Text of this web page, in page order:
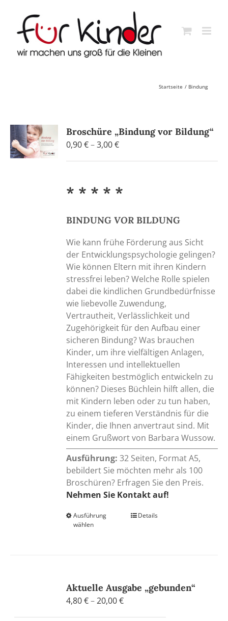
content
Startseite Bindung
Broschüre „Bindung vor Bildung“
0,90€–3,00€Preisspanne:
* * * * *
BINDUNGVOR BILDUNG
Wie kann frühe Förderung aus Sicht
der Entwicklungspsychologie gelingen?
Wie können Eltern mit ihren Kindern
stressfrei leben? Welche Rolle spielen
dabei die kindlichen Grundbedürfnisse
wie liebevolle Zuwendung,
Vertrautheit, Verlässlichkeit und
Zugehörigkeit für den Aufbau einer
sicheren Bindung? Was brauchen
Kinder, um ihre vielfältigen Anlagen,
Interessen und intellektuellen
Fähigkeiten bestmöglich entwickeln zu
können? Dieses Büchlein hilft allen, die
mit Kindern leben oder zu tun haben,
zu einem tieferen Verständnis für die
Kinder, die Ihnen anvertraut sind. Mit
einem Grußwort von Barbara Wussow.
Ausführung: 32 Seiten, Format A5,
bebildert Sie möchten mehr als 100
Broschüren? Erfragen Sie den Preis.
Nehmen Sie Kontakt auf!
Ausführung
wählen
Dieses
Die
können
Details
Aktuelle Ausgabe „gebunden“
4,80€–20,00€Preisspanne: